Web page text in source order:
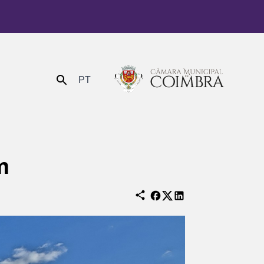
Enviar PT